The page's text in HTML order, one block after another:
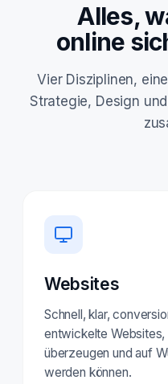
Alles,
online
Vier Disziplinen,
Strategie, Design
Websites
Schnell, klar,
entwickelte Websites,
überzeugen und auf
werden können.